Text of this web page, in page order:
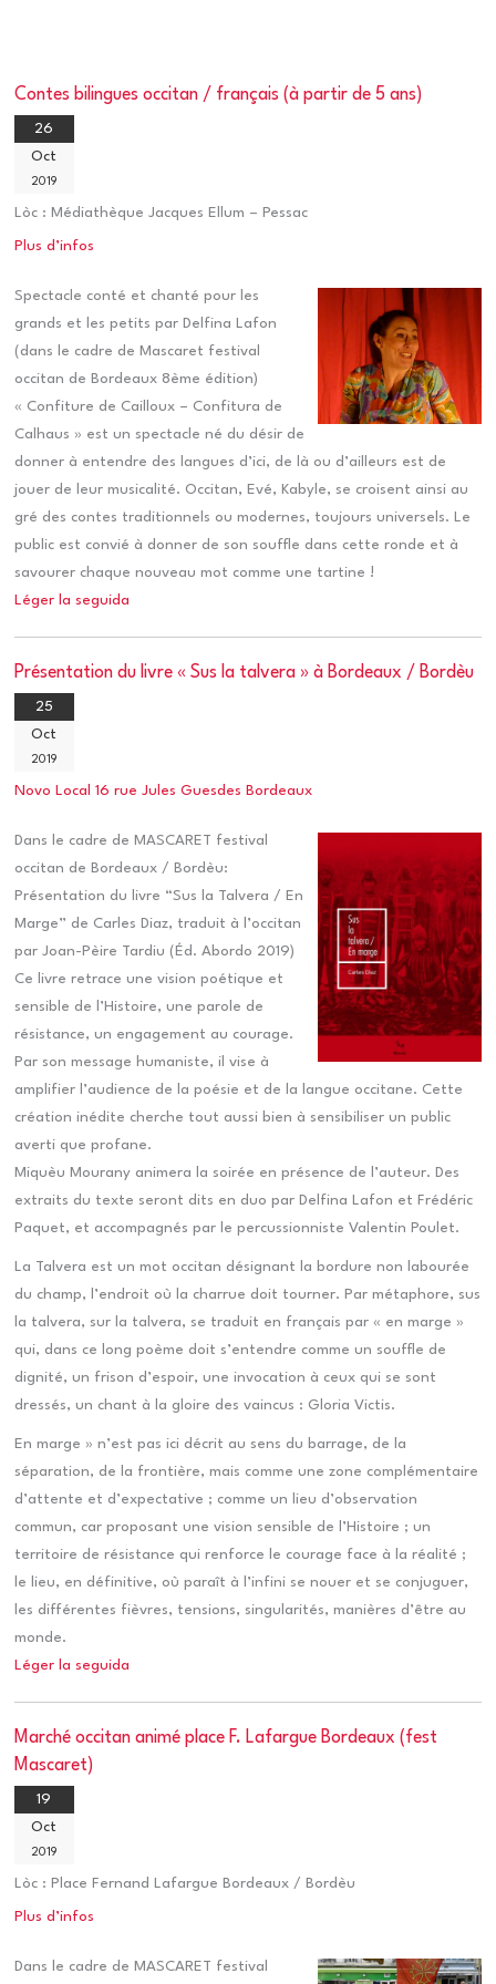
Contes bilingues occitan / français (à partir de 5 ans)
26
Oct
2019
Lòc : Médiathèque Jacques Ellum – Pessac
Plus d’infos
Spectacle conté et chanté pour les
grands et les petits par Delfina Lafon
(dans le cadre de Mascaret festival
occitan de Bordeaux 8ème édition)
« Confiture de Cailloux – Confitura de
Calhaus » est un spectacle né du désir de
donner à entendre des langues d’ici, de là ou d’ailleurs est de
jouer de leur musicalité. Occitan, Evé, Kabyle, se croisent ainsi au
gré des contes traditionnels ou modernes, toujours universels. Le
public est convié à donner de son souffle dans cette ronde et à
savourer chaque nouveau mot comme une tartine !
Léger la seguida
Présentation du livre « Sus la talvera » à Bordeaux / Bordèu
25
Oct
2019
Novo Local 16 rue Jules Guesdes Bordeaux
Dans le cadre de MASCARET festival
occitan de Bordeaux / Bordèu:
Présentation du livre “Sus la Talvera / En
Marge” de Carles Diaz, traduit à l’occitan
par Joan-Pèire Tardiu (Éd. Abordo 2019)
Ce livre retrace une vision poétique et
sensible de l’Histoire, une parole de
résistance, un engagement au courage.
Par son message humaniste, il vise à
amplifier l’audience de la poésie et de la langue occitane. Cette
création inédite cherche tout aussi bien à sensibiliser un public
averti que profane.
Miquèu Mourany animera la soirée en présence de l’auteur. Des
extraits du texte seront dits en duo par Delfina Lafon et Frédéric
Paquet, et accompagnés par le percussionniste Valentin Poulet.
La Talvera est un mot occitan désignant la bordure non labourée
du champ, l’endroit où la charrue doit tourner. Par métaphore, sus
la talvera, sur la talvera, se traduit en français par « en marge »
qui, dans ce long poème doit s’entendre comme un souffle de
dignité, un frison d’espoir, une invocation à ceux qui se sont
dressés, un chant à la gloire des vaincus : Gloria Victis.
En marge » n’est pas ici décrit au sens du barrage, de la
séparation, de la frontière, mais comme une zone complémentaire
d’attente et d’expectative ; comme un lieu d’observation
commun, car proposant une vision sensible de l’Histoire ; un
territoire de résistance qui renforce le courage face à la réalité ;
le lieu, en définitive, où paraît à l’infini se nouer et se conjuguer,
les différentes fièvres, tensions, singularités, manières d’être au
monde.
Léger la seguida
Marché occitan animé place F. Lafargue Bordeaux (fest
Mascaret)
19
Oct
2019
Lòc : Place Fernand Lafargue Bordeaux / Bordèu
Plus d’infos
Dans le cadre de MASCARET festival